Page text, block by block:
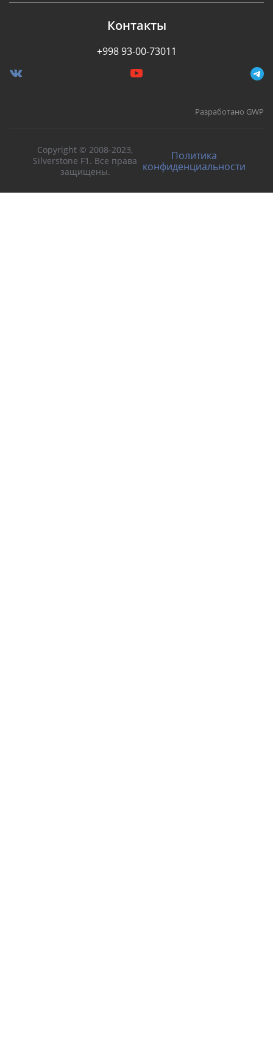
Контакты
+998 93-00-73011
Разработано GWP
Copyright © 2008-2023,
Silverstone F1. Все права
защищены.
Политика
конфиденциальности